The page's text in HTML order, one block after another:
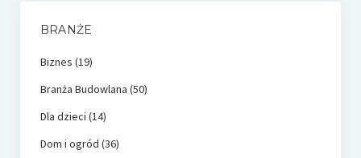
BRANŻE
Biznes (19)
Branża Budowlana (50)
Dla dzieci (14)
Dom i ogród (36)